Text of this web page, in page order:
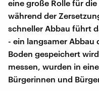
eine große Rolle für
während der
schneller Abbau führt
- ein langsamer Abbau
Boden gespeichert
messen, wurden in
Bürgerinnen und